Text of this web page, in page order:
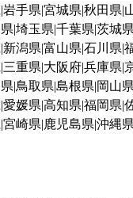
岩手県 宮城県 秋田県
埼玉県 千葉県 茨城県
新潟県 富山県 石川県
三重県 大阪府兵庫県
鳥取県 島根県 岡山県
愛媛県 高知県 福岡県
宮崎県 鹿児島県 沖縄県